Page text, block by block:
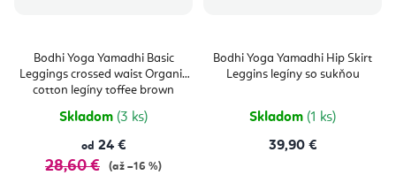
Bodhi Yoga Yamadhi Basic
Leggings crossed waist Organic
cotton legíny toffee brown
Skladom (3 ks)
od 24 €
28,60 € (až –16 %)
Bodhi Yoga Yamadhi Hip Skirt
Leggins legíny so sukňou
Skladom (1 ks)
39,90 €